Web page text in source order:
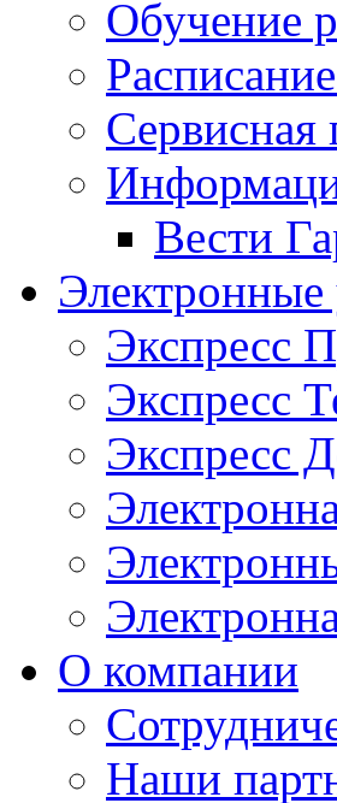
Обучение
Сервисная
Вести
Электронные
Экспресс
Экспресс
Экспресс
О компании
Наши